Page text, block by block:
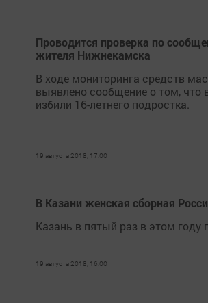
Проводится проверка по
жителя Нижнекамска
В ходе мониторинга средств
выявлено сообщение о том,
избили 16-летнего подростка.
19 августа 2018, 17:00
В Казани женская сборная
Казань в пятый раз в этом году
19 августа 2018, 16:00